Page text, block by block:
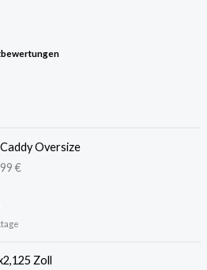
Oversize
€
k
t
e Zoll